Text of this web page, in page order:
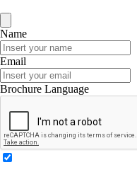
Name
Email
Brochure Language